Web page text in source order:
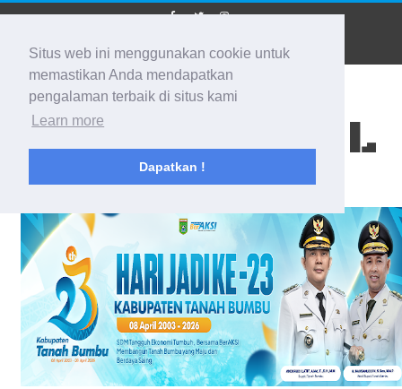
Situs web ini menggunakan cookie untuk
memastikan Anda mendapatkan
pengalaman terbaik di situs kami
Learn more
Dapatkan !
BIDIK KALSEL
Membidik Ke Segala Arah